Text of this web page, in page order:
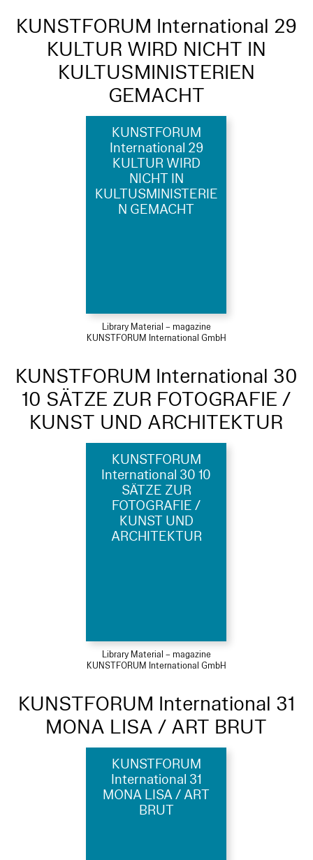
KUNSTFORUM International 29
KULTUR WIRD NICHT IN
KULTUSMINISTERIEN
GEMACHT
KUNSTFORUM
International 29
KULTUR WIRD
NICHT IN
KULTUSMINISTERIE
N GEMACHT
Library Material – magazine
KUNSTFORUM International GmbH
KUNSTFORUM International 30
10 SÄTZE ZUR FOTOGRAFIE /
KUNST UND ARCHITEKTUR
KUNSTFORUM
International 30 10
SÄTZE ZUR
FOTOGRAFIE /
KUNST UND
ARCHITEKTUR
Library Material – magazine
KUNSTFORUM International GmbH
KUNSTFORUM International 31
MONA LISA / ART BRUT
KUNSTFORUM
International 31
MONA LISA / ART
BRUT